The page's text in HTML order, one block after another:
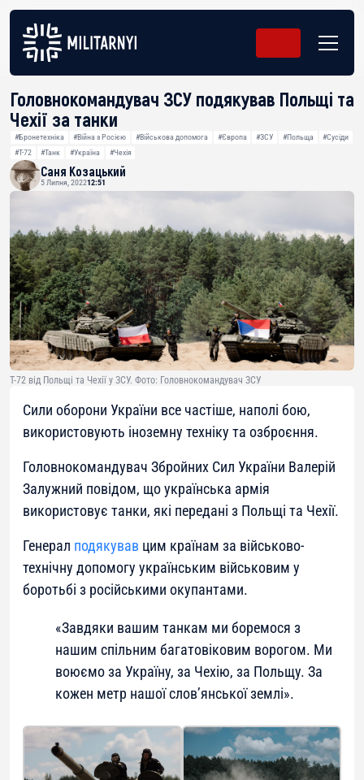
Головнокомандувач ЗСУ подякував Польщі та
Чехії за танки
#Бронетехніка #Війна з Росією #Військова допомога #Європа #ЗСУ #Польща
#Сусіди
#Т-72
#Танк #Україна #Чехія
Саня Козацький
5 Липня, 202212:51
Т-72 від Польщі та Чехії у ЗСУ. Фото: Головнокомандувач ЗСУ
Сили оборони України все частіше, наполі бою,
використовують іноземну техніку та озброєння.
Головнокомандувач Збройних Сил України Валерій
Залужний повідом, що українська армія
використовує танки, які передані з Польщі та Чехії.
Генерал подякував цим країнам за військово-
технічну допомогу українським військовим у
боротьбі з російськими окупантами.
«Завдяки вашим танкам ми боремося з
нашим спільним багатовіковим ворогом. Ми
воюємо за Україну, за Чехію, за Польщу. За
кожен метр нашої слов’янської землі».